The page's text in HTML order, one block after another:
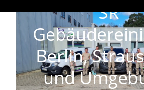
SR
Berlin,
und